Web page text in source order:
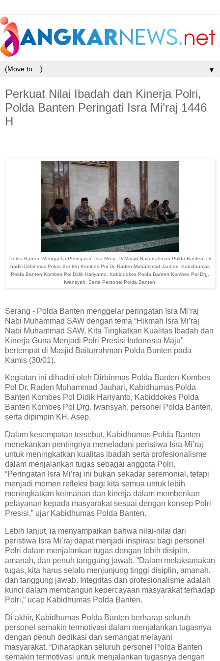
▼
Perkuat Nilai Ibadah dan Kinerja Polri,
Polda Banten Peringati Isra Mi’raj 1446
H
Polda Banten Menggelar Peringatan Isra Mi'raj, Di Masjid Baiturrahman Polda Banten, Di
hadiri Dirbinmas Polda Banten Kombes Pol Dr. Raden Muhammad Jauhari, Kabidhumas
Polda Banten Kombes Pol Didik Hariyanto, Kabiddokes Polda Banten Kombes Pol Drg,
Iwansyah, Serta Personel Polda Banten.
Serang - Polda Banten menggelar peringatan Isra Mi’raj
Nabi Muhammad SAW dengan tema “Hikmah Isra Mi’raj
Nabi Muhammad SAW, Kita Tingkatkan Kualitas Ibadah dan
Kinerja Guna Menjadi Polri Presisi Indonesia Maju”
bertempat di Masjid Baiturrahman Polda Banten pada
Kamis (30/01).
Kegiatan ini dihadiri oleh Dirbinmas Polda Banten Kombes
Pol Dr. Raden Muhammad Jauhari, Kabidhumas Polda
Banten Kombes Pol Didik Hariyanto, Kabiddokes Polda
Banten Kombes Pol Drg. Iwansyah, personel Polda Banten,
serta dipimpin KH. Asep.
Dalam kesempatan tersebut, Kabidhumas Polda Banten
menekankan pentingnya meneladani peristiwa Isra Mi’raj
untuk meningkatkan kualitas ibadah serta profesionalisme
dalam menjalankan tugas sebagai anggota Polri.
“Peringatan Isra Mi’raj ini bukan sekadar seremonial, tetapi
menjadi momen refleksi bagi kita semua untuk lebih
meningkatkan keimanan dan kinerja dalam memberikan
pelayanan kepada masyarakat sesuai dengan konsep Polri
Presisi,” ujar Kabidhumas Polda Banten.
Lebih lanjut, ia menyampaikan bahwa nilai-nilai dari
peristiwa Isra Mi’raj dapat menjadi inspirasi bagi personel
Polri dalam menjalankan tugas dengan lebih disiplin,
amanah, dan penuh tanggung jawab. “Dalam melaksanakan
tugas, kita harus selalu menjunjung tinggi disiplin, amanah,
dan tanggung jawab. Integritas dan profesionalisme adalah
kunci dalam membangun kepercayaan masyarakat terhadap
Polri,” ucap Kabidhumas Polda Banten.
Di akhir, Kabidhumas Polda Banten berharap seluruh
personel semakin termotivasi dalam menjalankan tugasnya
dengan penuh dedikasi dan semangat melayani
masyarakat. “Diharapkan seluruh personel Polda Banten
semakin termotivasi untuk menjalankan tugasnya dengan